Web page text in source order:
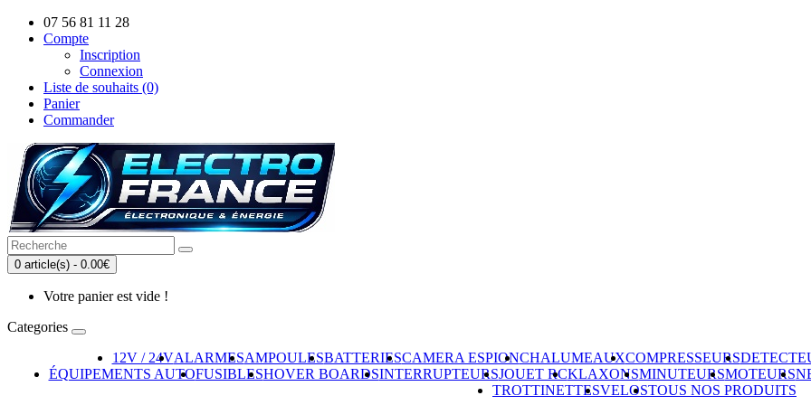
07 56 81 11 28
Compte
Inscription
Connexion
Liste de souhaits (0)
Panier
Commander
0 article(s) - 0.00€
Votre panier est vide !
Categories
12V / 24VALARMESAMPOULESBATTERIESCAMERA ESPIONCHALUMEAUXCOMPRESSEURS
ÉQUIPEMENTS AUTOFUSIBLESHOVER BOARDSINTERRUPTEURSJOUET RCKLAXONSMINUTEURSMOTEURS
TROTTINETTESVELOSTOUS NOS PRODUITS